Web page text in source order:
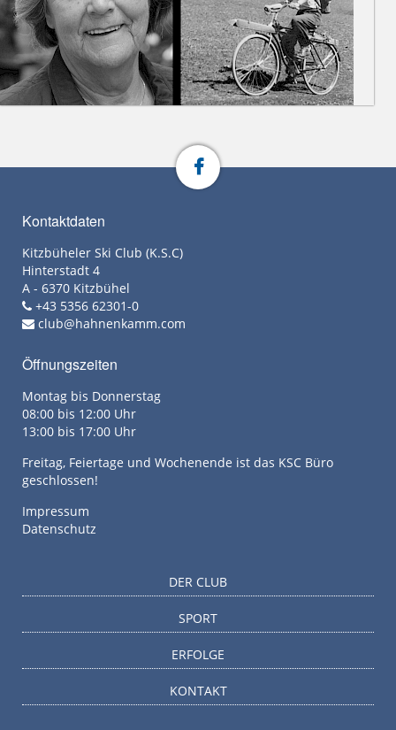
Kontaktdaten
Kitzbüheler Ski Club (K.S.C)
Hinterstadt 4
A - 6370 Kitzbühel
+43 5356 62301-0
club@hahnenkamm.com
Öffnungszeiten
Montag bis Donnerstag
08:00 bis 12:00 Uhr
13:00 bis 17:00 Uhr
Freitag, Feiertage und Wochenende ist das KSC Büro
geschlossen!
Impressum
Datenschutz
DER CLUB
SPORT
ERFOLGE
KONTAKT